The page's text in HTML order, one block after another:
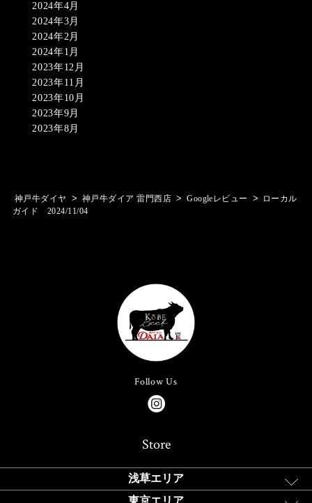
2024年4月
2024年3月
2024年2月
2024年1月
2023年12月
2023年11月
2023年10月
2023年9月
2023年8月
神戸牛ダイヤ > 神戸牛ダイア 雷門西店 > Googleレビュー >
ローカル
ガイド 2024/11/04
Follow Us
Store
浅草エリア